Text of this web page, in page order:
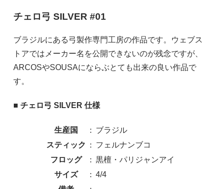
チェロ弓 SILVER #01
ブラジルにある弓製作専門工房の作品です。ウェブス
トアではメーカー名を公開できないのが残念ですが、
ARCOSやSOUSAにならぶとても出来の良い作品で
す。
■ チェロ弓 SILVER 仕様
生産国 ： ブラジル
スティック
： フェルナンブコ
フロッグ
： 黒檀・パリジャンアイ
サイズ
： 4/4